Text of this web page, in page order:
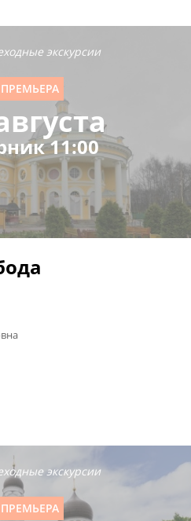
экскурсии
ПРЕМЬЕРА
11:00
экскурсии
ПРЕМЬЕРА